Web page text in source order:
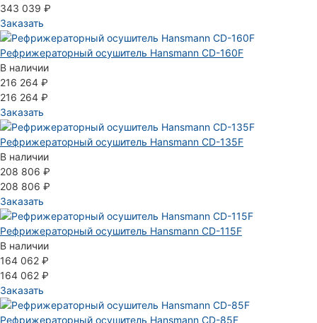
343 039 ₽
Заказать
Рефрижераторный осушитель Hansmann CD-160F
В наличии
216 264 ₽
216 264 ₽
Заказать
Рефрижераторный осушитель Hansmann CD-135F
В наличии
208 806 ₽
208 806 ₽
Заказать
Рефрижераторный осушитель Hansmann CD-115F
В наличии
164 062 ₽
164 062 ₽
Заказать
Рефрижераторный осушитель Hansmann CD-85F